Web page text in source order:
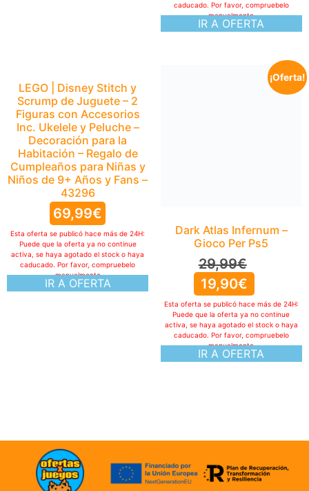
IR A OFERTA
caducado. Por favor, compruebelo
manualmente
LEGO | Disney Stitch y
Scrump de Juguete – 2
Figuras con Accesorios
Inc. Ukelele y Peluche –
Decoración para la
Habitación – Regalo de
Cumpleaños para Niñas y
Niños de 9+ Años y Fans –
43296
69,99€
IR A OFERTA
Esta oferta se publicó hace más de 24H:
Puede que la oferta ya no continue
activa, se haya agotado el stock o haya
caducado. Por favor, compruebelo
manualmente
¡Oferta!
Dark Atlas Infernum –
Gioco Per Ps5
29,99€
19,90€
IR A OFERTA
Esta oferta se publicó hace más de 24H:
Puede que la oferta ya no continue
activa, se haya agotado el stock o haya
caducado. Por favor, compruebelo
manualmente